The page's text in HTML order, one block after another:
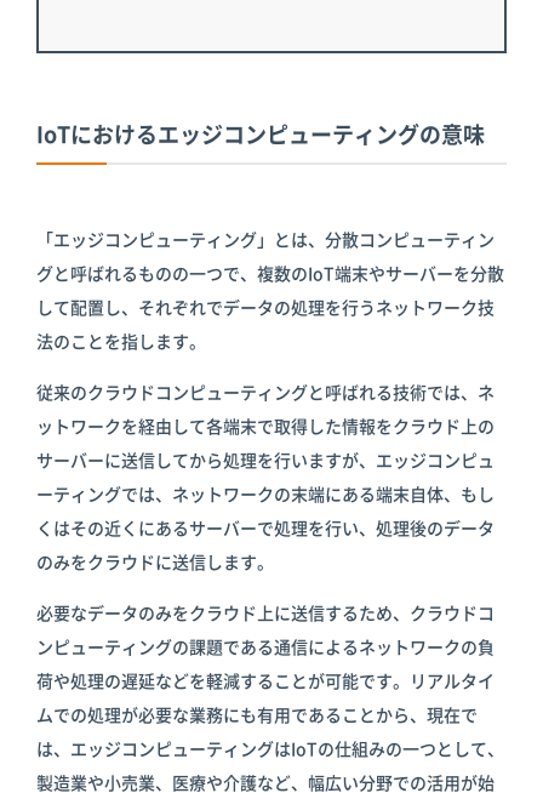
IoTにおけるエッジコンピューティングの意味
「エッジコンピューティング」とは、分散コンピューティン
グと呼ばれるものの一つで、複数のIoT端末やサーバーを分散
して配置し、それぞれでデータの処理を行うネットワーク技
法のことを指します。
従来のクラウドコンピューティングと呼ばれる技術では、ネ
ットワークを経由して各端末で取得した情報をクラウド上の
サーバーに送信してから処理を行いますが、エッジコンピュ
ーティングでは、ネットワークの末端にある端末自体、もし
くはその近くにあるサーバーで処理を行い、処理後のデータ
のみをクラウドに送信します。
必要なデータのみをクラウド上に送信するため、クラウドコ
ンピューティングの課題である通信によるネットワークの負
荷や処理の遅延などを軽減することが可能です。リアルタイ
ムでの処理が必要な業務にも有用であることから、現在で
は、エッジコンピューティングはIoTの仕組みの一つとして、
製造業や小売業、医療や介護など、幅広い分野での活用が始